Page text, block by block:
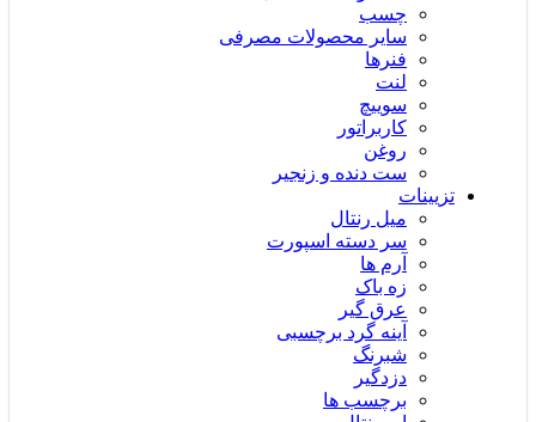
چسب
سایر محصولات مصرفی
فنرها
لنت
سوییچ
کاربراتور
روغن
ست دنده و زنجیر
تزیینات
میل رنتال
سر دسته اسپورت
آرم ها
زه باک
عرق گیر
آینه گرد برچسبی
شبرنگ
دزدگیر
برچسب ها